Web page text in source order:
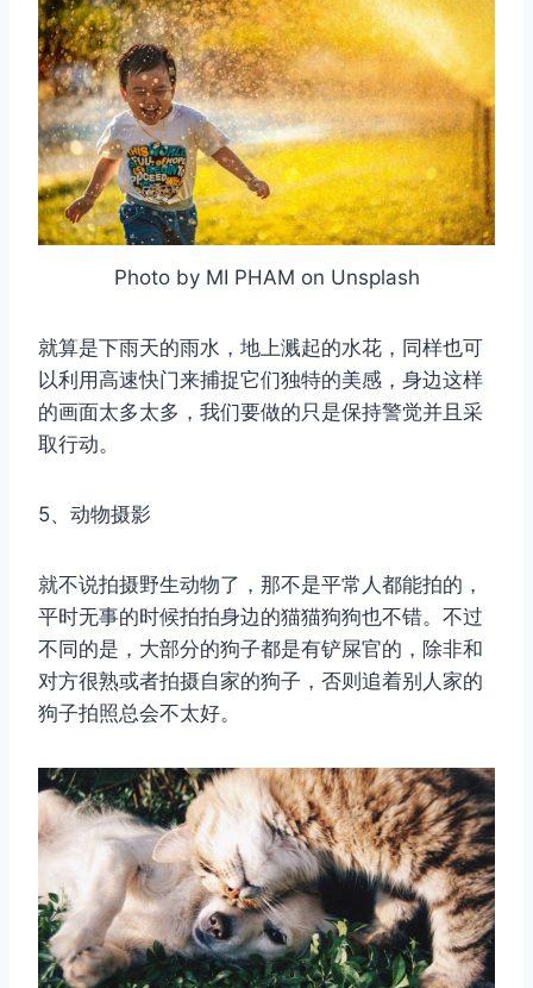
Photo by MI PHAM on Unsplash
就算是下雨天的雨水，地上溅起的水花，同样也可
以利用高速快门来捕捉它们独特的美感，身边这样
的画面太多太多，我们要做的只是保持警觉并且采
取行动。
5、动物摄影
就不说拍摄野生动物了，那不是平常人都能拍的，
平时无事的时候拍拍身边的猫猫狗狗也不错。不过
不同的是，大部分的狗子都是有铲屎官的，除非和
对方很熟或者拍摄自家的狗子，否则追着别人家的
狗子拍照总会不太好。